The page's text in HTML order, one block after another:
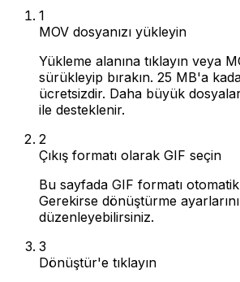
1
MOV dosyanızı yükleyin
Yükleme alanına tıklayın veya
sürükleyip bırakın. 25 MB'a
ücretsizdir. Daha büyük
ile desteklenir.
2
Çıkış formatı olarak GIF seçin
Bu sayfada GIF formatı
Gerekirse dönüştürme ayarlarını
düzenleyebilirsiniz.
3
Dönüştür'e tıklayın